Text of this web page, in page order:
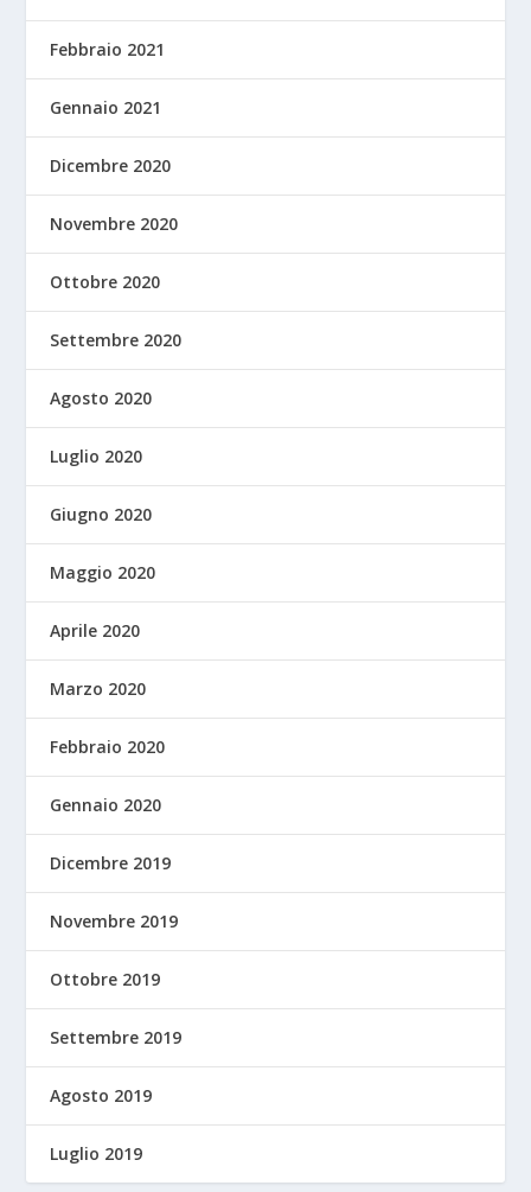
Febbraio 2021
Gennaio 2021
Dicembre 2020
Novembre 2020
Ottobre 2020
Settembre 2020
Agosto 2020
Luglio 2020
Giugno 2020
Maggio 2020
Aprile 2020
Marzo 2020
Febbraio 2020
Gennaio 2020
Dicembre 2019
Novembre 2019
Ottobre 2019
Settembre 2019
Agosto 2019
Luglio 2019